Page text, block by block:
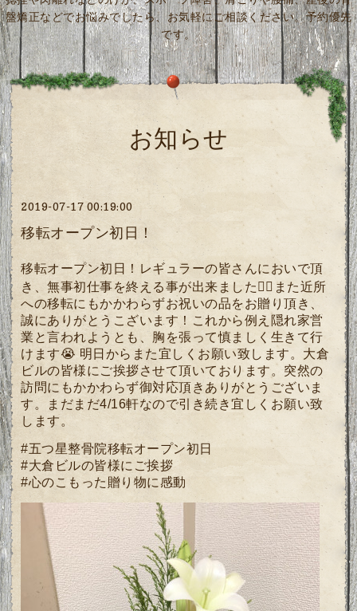
盤矯正などでお悩みでしたら、お気軽にご相談ください。予約優先
です。
お知らせ
2019-07-17 00:19:00
移転オープン初日！
移転オープン初日！レギュラーの皆さんにおいで頂
き、無事初仕事を終える事が出来ました🙇‍♂️また近所
への移転にもかかわらずお祝いの品をお贈り頂き、
誠にありがとうこざいます！これから例え隠れ家営
業と言われようとも、胸を張って慎ましく生きて行
けます😭 明日からまた宜しくお願い致します。大倉
ビルの皆様にご挨拶させて頂いております。突然の
訪問にもかかわらず御対応頂きありがとうございま
す。まだまだ4/16軒なので引き続き宜しくお願い致
します。
#五つ星整骨院移転オープン初日
#大倉ビルの皆様にご挨拶
#心のこもった贈り物に感動